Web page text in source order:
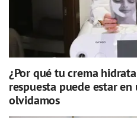
¿Por qué tu crema
respuesta puede estar
olvidamos